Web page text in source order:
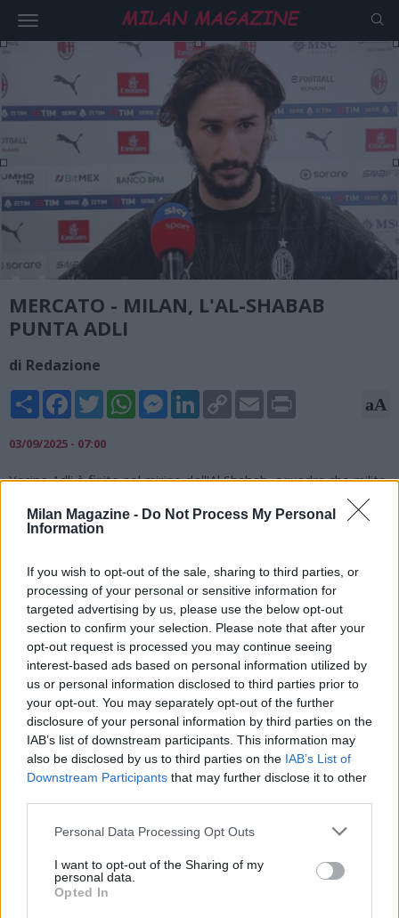
Milan Magazine - Do Not Process My Personal
Information
If you wish to opt-out of the sale, sharing to third parties, or
processing of your personal or sensitive information for
targeted advertising by us, please use the below opt-out
section to confirm your selection. Please note that after your
opt-out request is processed you may continue seeing
interest-based ads based on personal information utilized by
us or personal information disclosed to third parties prior to
your opt-out. You may separately opt-out of the further
disclosure of your personal information by third parties on the
IAB’s list of downstream participants. This information may
also be disclosed by us to third parties on the IAB’s List of
Downstream Participants that may further disclose it to other
Personal Data Processing Opt Outs
I want to opt-out of the Sharing of my
personal data.
Opted In
MERCATO - MILAN, L'AL-SHABAB
PUNTA ADLI
di Redazione
Share FacebookTwitterWhatsAppMessengerLinkedInCopy
Link
Email aA
03/09/2025 - 07:00
Yacine Adli è finito nel mirino dell'Al Shabab, squadra che milita
nel campionato saudita. Secondo quanto riportato da alcune
fonti, in mattinata ci sarebbe stato un primo contatto con il ds
rossonero Igli Tare per capire la fattibilità della trattativa.
ora ai margini del progetto: durante l'estate si è infatti
allenato con il Milan Futuro.